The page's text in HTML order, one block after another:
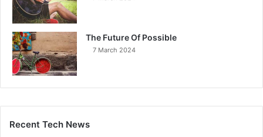
The Future Of Possible
7 March 2024
Recent Tech News